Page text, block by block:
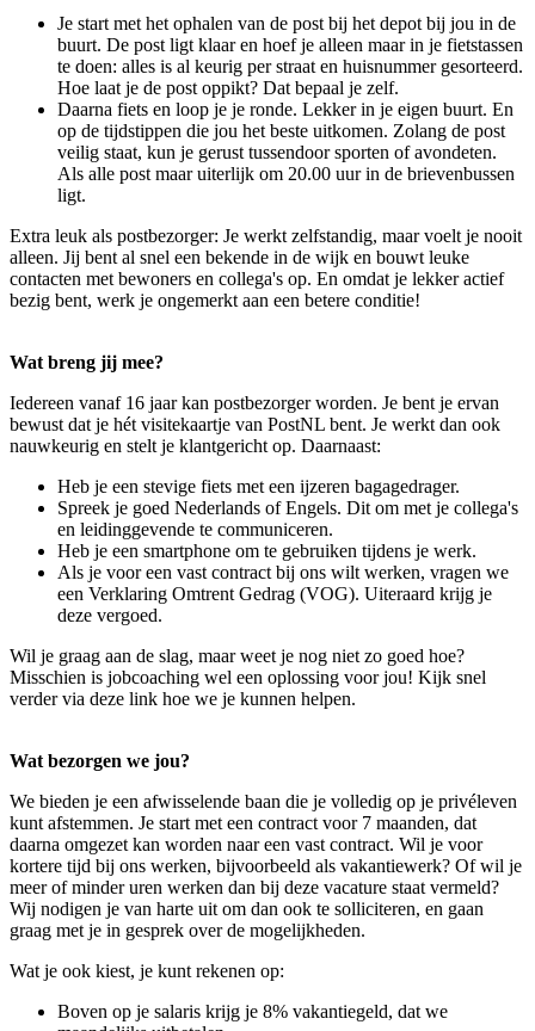
Je start met het ophalen van de post bij het depot bij jou in de
buurt. De post ligt klaar en hoef je alleen maar in je fietstassen
te doen: alles is al keurig per straat en huisnummer gesorteerd.
Hoe laat je de post oppikt? Dat bepaal je zelf.
Daarna fiets en loop je je ronde. Lekker in je eigen buurt. En
op de tijdstippen die jou het beste uitkomen. Zolang de post
veilig staat, kun je gerust tussendoor sporten of avondeten.
Als alle post maar uiterlijk om 20.00 uur in de brievenbussen
ligt.
Extra leuk als postbezorger: Je werkt zelfstandig, maar voelt je nooit
alleen. Jij bent al snel een bekende in de wijk en bouwt leuke
contacten met bewoners en collega's op. En omdat je lekker actief
bezig bent, werk je ongemerkt aan een betere conditie!
Wat breng jij mee?
Iedereen vanaf 16 jaar kan postbezorger worden. Je bent je ervan
bewust dat je hét visitekaartje van PostNL bent. Je werkt dan ook
nauwkeurig en stelt je klantgericht op. Daarnaast:
Heb je een stevige fiets met een ijzeren bagagedrager.
Spreek je goed Nederlands of Engels. Dit om met je collega's
en leidinggevende te communiceren.
Heb je een smartphone om te gebruiken tijdens je werk.
Als je voor een vast contract bij ons wilt werken, vragen we
een Verklaring Omtrent Gedrag (VOG). Uiteraard krijg je
deze vergoed.
Wil je graag aan de slag, maar weet je nog niet zo goed hoe?
Misschien is jobcoaching wel een oplossing voor jou! Kijk snel
verder via deze link hoe we je kunnen helpen.
Wat bezorgen we jou?
We bieden je een afwisselende baan die je volledig op je privéleven
kunt afstemmen. Je start met een contract voor 7 maanden, dat
daarna omgezet kan worden naar een vast contract. Wil je voor
kortere tijd bij ons werken, bijvoorbeeld als vakantiewerk? Of wil je
meer of minder uren werken dan bij deze vacature staat vermeld?
Wij nodigen je van harte uit om dan ook te solliciteren, en gaan
graag met je in gesprek over de mogelijkheden.
Wat je ook kiest, je kunt rekenen op:
Boven op je salaris krijg je 8% vakantiegeld, dat we